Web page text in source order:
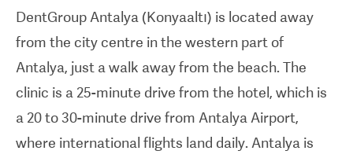
in the lab. They use 3D printing with organic,
biocompatible materials. Combined with the many
years’ experience that their doctors have,
DentGroup is a highly advanced clinic.
DentGroup Antalya (Konyaaltı) is located away
from the city centre in the western part of
Antalya, just a walk away from the beach. The
clinic is a 25-minute drive from the hotel, which is
a 20 to 30-minute drive from Antalya Airport,
where international flights land daily. Antalya is